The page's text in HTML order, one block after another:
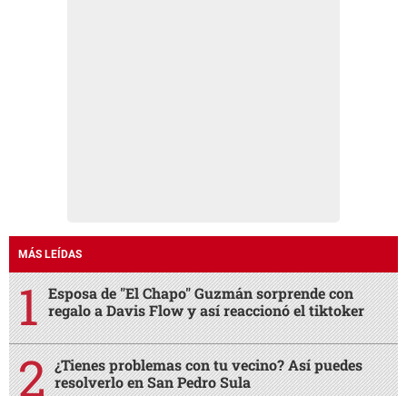
MÁS LEÍDAS
Esposa de "El Chapo" Guzmán sorprende con
regalo a Davis Flow y así reaccionó el tiktoker
¿Tienes problemas con tu vecino? Así puedes
resolverlo en San Pedro Sula